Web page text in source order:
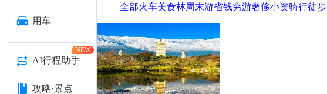
用车
AI行程助手
NEW
攻略·景点
全部火车美食林周末游省钱穷游奢侈小资骑行徒步